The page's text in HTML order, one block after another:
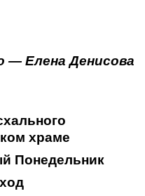
— Елена Денисова
храме
Понедельник